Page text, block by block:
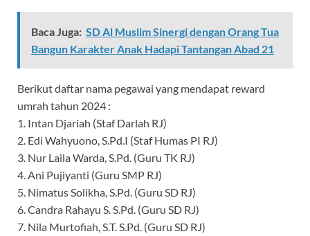
Baca Juga: SD Al Muslim Sinergi dengan Orang Tua
Bangun Karakter Anak Hadapi Tantangan Abad 21
Berikut daftar nama pegawai yang mendapat reward
umrah tahun 2024 :
1. Intan Djariah (Staf Darlah RJ)
2. Edi Wahyuono, S.Pd.I (Staf Humas PI RJ)
3. Nur Laila Warda, S.Pd. (Guru TK RJ)
4. Ani Pujiyanti (Guru SMP RJ)
5. Nimatus Solikha, S.Pd. (Guru SD RJ)
6. Candra Rahayu S. S.Pd. (Guru SD RJ)
7. Nila Murtofiah, S.T. S.Pd. (Guru SD RJ)